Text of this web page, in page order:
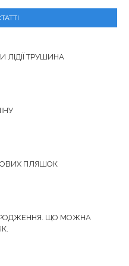
ЛІДІЇ ТРУШИНА
ПЛЯШОК
ЩО МОЖНА